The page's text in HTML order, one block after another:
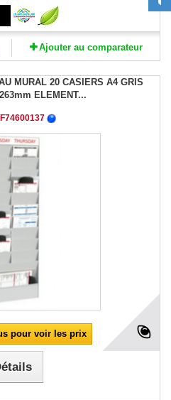
Ajouter au comparateur
MURAL 20 CASIERS A4 GRIS
ELEMENT...
pour voir les prix